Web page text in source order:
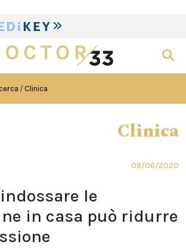
Clinica
Clinica
09/06/2020
le
in casa può ridurre